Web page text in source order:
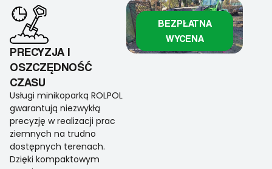
PRECYZJA I
OSZCZĘDNOŚĆ
CZASU
Usługi minikoparką ROLPOL
gwarantują niezwykłą
precyzję w realizacji prac
ziemnych na trudno
dostępnych terenach.
Dzięki kompaktowym
BEZPŁATNA
WYCENA